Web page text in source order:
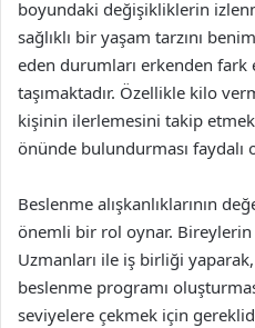
boyundaki değişikliklerin
sağlıklı bir yaşam tarzını
eden durumları erkenden fark
taşımaktadır. Özellikle kilo
kişinin ilerlemesini takip
önünde bulundurması faydalı
Beslenme alışkanlıklarının
önemli bir rol oynar.
Uzmanları ile iş birliği
beslenme programı
seviyelere çekmek için